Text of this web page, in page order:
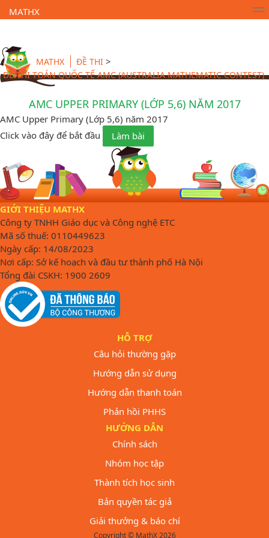
MATHX
MATHX ĐỀ THI >
ĐỀ THI TOÁN QUỐC TẾ AMC (AUSTRALIA MATHEMATIC CONTEST)
AMC UPPER PRIMARY (LỚP 5,6) NĂM 2017
AMC Upper Primary (Lớp 5,6) năm 2017
Click vào đây để bắt đầu
Làm bài
GIỚI THIỆU MATHX
Công ty TNHH Giáo dục và Công nghệ ETC
Mã số thuế: 0110449623
Ngày cấp: 14/08/2023
Nơi cấp: Sở kế hoạch và đầu tư thành phố Hà Nội
Tổng đài CSKH: 1900 2609
HỖ TRỢ
Câu hỏi thường gặp
Hướng dẫn sử dụng
Hướng dẫn thanh toán
Phản hồi PHHS
HƯỚNG DẪN
Chính sách
Nhóm học tập
Thành tích học sinh
Bản quyền tác giả
Giải thưởng & báo chí
Copyright © MathX 2026